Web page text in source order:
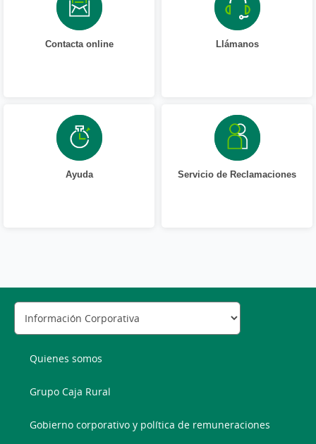
Contacta online Llámanos
Ayuda Servicio de Reclamaciones
Quienes somos
Grupo Caja Rural
Gobierno corporativo y política de remuneraciones